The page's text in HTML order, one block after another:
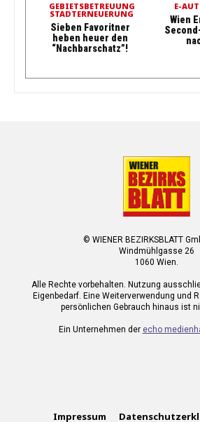
GEBIETSBETREUUNG
STADTERNEUERUNG
Sieben Favoritner
heben heuer den
“Nachbarschatz”!
E-
Wien
© WIENER BEZIRKSBLATT
Windmühlgasse 26
1060 Wien.
Alle Rechte vorbehalten. Nutzung
Eigenbedarf. Eine Weiterverwendung und
persönlichen Gebrauch hinaus ist
Ein Unternehmen der echo
Impressum